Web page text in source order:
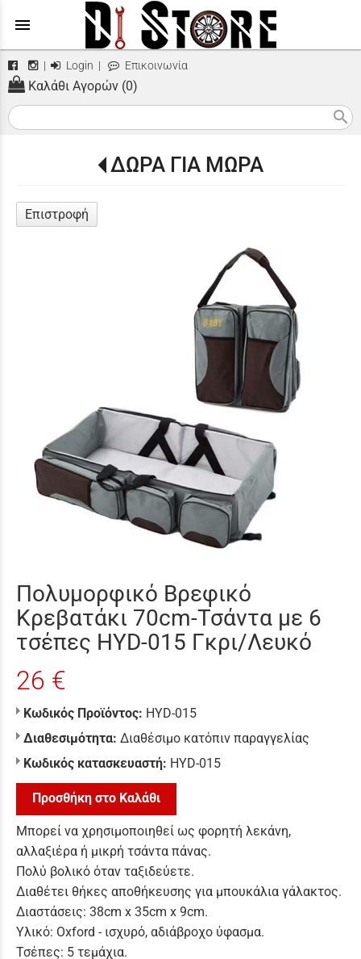
menu
| Login | Επικοινωνία
Καλάθι Αγορών (0)
search
ΔΩΡΑ ΓΙΑ ΜΩΡΑ
Επιστροφή
Πολυμορφικό Βρεφικό
Κρεβατάκι 70cm-Τσάντα με 6
τσέπες HYD-015 Γκρι/Λευκό
26 €
Κωδικός Προϊόντος: HYD-015
Διαθεσιμότητα: Διαθέσιμο κατόπιν παραγγελίας
Κωδικός κατασκευαστή: HYD-015
Προσθήκη στο Καλάθι
Μπορεί να χρησιμοποιηθεί ως φορητή λεκάνη,
αλλαξιέρα ή μικρή τσάντα πάνας.
Πολύ βολικό όταν ταξιδεύετε.
Διαθέτει θήκες αποθήκευσης για μπουκάλια γάλακτος.
Διαστάσεις: 38cm x 35cm x 9cm.
Υλικό: Oxford - ισχυρό, αδιάβροχο ύφασμα.
Τσέπες: 5 τεμάχια.